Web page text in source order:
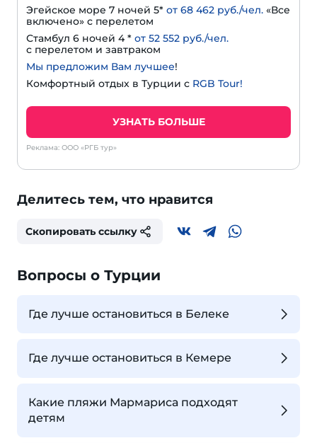
Эгейское море 7 ночей 5* от 68 462 руб./чел. «Все
включено» с перелетом
Стамбул 6 ночей 4 * от 52 552 руб./чел.
с перелетом и завтраком
Мы предложим Вам лучшее!
Комфортный отдых в Турции с RGB Tour!
УЗНАТЬ БОЛЬШЕ
Реклама: ООО «РГБ тур»
Делитесь тем, что нравится
Скопировать ссылку
Вопросы о Турции
Где лучше остановиться в Белеке
Где лучше остановиться в Кемере
Какие пляжи Мармариса подходят
детям